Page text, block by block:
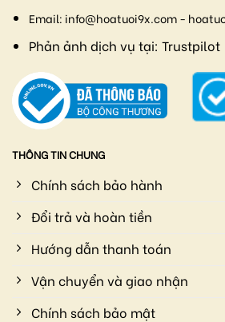
Email: info@hoatuoi9x.com -
Phản ảnh dịch vụ tại: Trustpilot
THÔNG TIN CHUNG
Chính sách bảo hành
Đổi trả và hoàn tiền
Hướng dẫn thanh toán
Vận chuyển và giao nhận
Chính sách bảo mật